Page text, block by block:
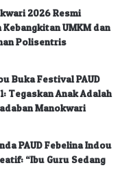
2026 Resmi
UMKM dan
Polisentris
Buka Festival PAUD
Tegaskan Anak Adalah
Manokwari
PAUD Febelina Indou
“Ibu Guru Sedang